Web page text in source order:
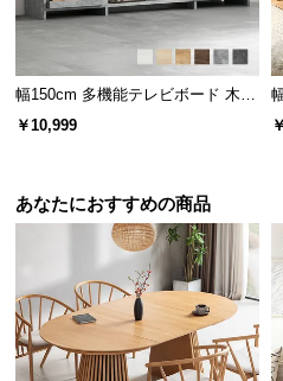
つ
返
ャ
ル
に
つ
い
オープン棚収納
ディスプレイも楽しめる
幅150cm 多機能テレビボード 木
目/石目調 オープン収納・引き出し
￥10,999
あなたにおすすめの商品